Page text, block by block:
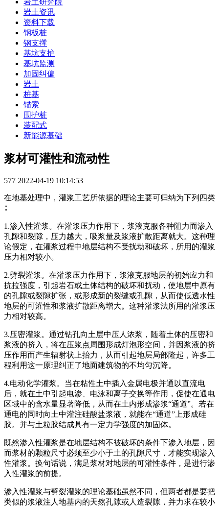
岩土研究院
岩土资讯
资料下载
钢板桩
钢支撑
基坑支护
基坑监测
加固纠偏
岩土
桩基
锚索
围护桩
装配式
新能源基础
浆材可灌性和流动性
577 2022-04-19 10:14:53
在地基处理中，灌浆工艺所依据的理论主要可归纳为下列四类
∶
1.渗入性灌浆。在灌浆压力作用下，浆液克服各种阻力而渗入
孔隙和裂隙，压力越大，吸浆量及浆液扩散距离就大。这种理
论假定，在灌浆过程中地层结构不受扰动和破坏，所用的灌浆
压力相对较小。
2.劈裂灌浆。在灌浆压力作用下，浆液克服地层的初始应力和
抗拉强度，引起岩石或土体结构的破坏和扰动，使地层中原有
的孔隙或裂隙扩张，或形成新的裂缝或孔隙，从而使低透水性
地层的可灌性和浆液扩散距离增大。这种灌浆法所用的灌浆压
力相对较高。
3.压密灌浆。通过钻孔向土层中压人浓浆，随着土体的压密和
浆液的挤入，将在压浆点周围形成灯泡形空间，并因浆液的挤
压作用而产生辐射状上抬力，从而引起地层局部隆起，许多工
程利用这一原理纠正了地面建筑物的不均匀沉降。
4.电动化学灌浆。当在粘性土中插入金属电极并通以直流电
后，就在土中引起电渗、电泳和离子交换等作用，促使在通电
区域中的含水量显著降低，从而在土内形成渗浆“通道”。若在
通电的同时向土中灌注硅酸盐浆液，就能在“通道”上形成硅
胶。并与土粒胶结成具有一定力学强度的加固体。
既然渗入性灌浆是在地层结构不被破坏的条件下渗入地层，因
而浆材的颗粒尺寸必须至少小于土的孔隙尺寸，才能实现渗入
性灌浆。换句话说，满足浆材对地层的可灌性条件，是进行渗
入性灌浆的前提。
渗入性灌浆与劈裂灌浆的理论基础虽然不同，但两者都是要把
类似的浆液注人地基内的天然孔隙或人造裂隙，并力求在较小